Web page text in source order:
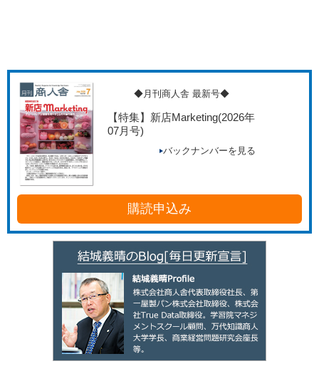
◆月刊商人舎 最新号◆
【特集】新店Marketing(2026年
07月号)
バックナンバーを見る
購読申込み